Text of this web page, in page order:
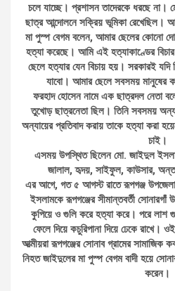
চলে যাচ্ছে। প্রশাসন তাদেরকে ধরছে
ছাত্র আন্দোলনে সক্রিয় ভূমিকা রেখেছিল।
মা পুস্প বেগম বলেন, আমার ছেলের কোনো
হত্যা করেছে। আমি এই হত্যাকাণ্ডের
ছেলে হত্যার যেন বিচায় হয়। সরকারই যদি
যাবো। আমার ছেলে সবসময় মানুষের
ফরহাদ হোসেন নামে এক ছাত্রদল নেতা
তুখোড় ছাত্রনেতা ছিল। তিনি সবসময়
অন্যায়ের প্রতিবাদ করায় তাকে হত্যা করা
চাই।
এসময় উপস্থিত ছিলেন মো. জাইদুল
জালাল, হৃদয়, সাইফুল, কাউসার,
এর আগে, গত ৫ আগস্ট রাতে রূপগঞ্জ
ইসলামকে রূপগঞ্জের সীমান্তবর্তী সোনারগাঁ
কুপিয়ে ও গুলি করে হত্যা করে। পরে লাশ
ফেলে দিয়ে কচুরিপানা দিয়ে ঢেকে রাখে।
আত্মীয়রা রূপগঞ্জের সোনাব গ্রামের
নিহত জাইদুলের মা পুস্প বেগম বাদী হয়ে
করেন।